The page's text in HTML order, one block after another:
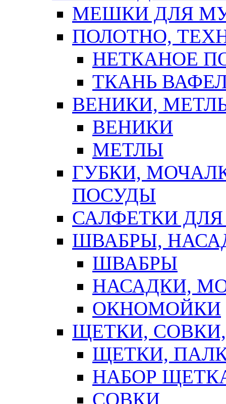
МЕШКИ ДЛЯ
ПОЛОТНО,
НЕТКАНОЕ
ТКАНЬ
ВЕНИКИ,
ВЕНИКИ
МЕТЛЫ
ГУБКИ,
ПОСУДЫ
САЛФЕТКИ
ШВАБРЫ,
ШВАБРЫ
НАСАДКИ,
ОКНОМОЙКИ
ЩЕТКИ,
ЩЕТКИ,
НАБОР
СОВКИ